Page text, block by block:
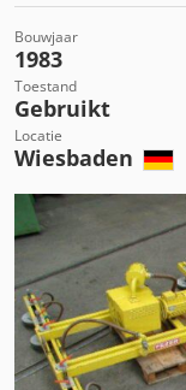
Bouwjaar
1983
Toestand
Gebruikt
Locatie
Wiesbaden